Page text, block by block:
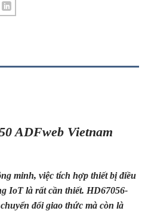
ADFweb Vietnam
minh, việc tích hợp thiết bị điều
IoT là rất cần thiết. HD67056-
đổi giao thức mà còn là